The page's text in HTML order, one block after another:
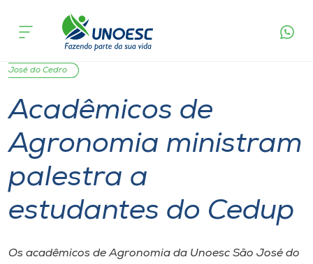
Cursos
Onde estamos
Pesquisa
Atendimento ao Estudante
Portal de Ensino
acontece
José do Cedro
Acadêmicos de
Agronomia ministram
palestra a
estudantes do Cedup
Os acadêmicos de Agronomia da Unoesc São José do